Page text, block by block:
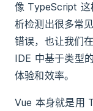
像 TypeScript 这
析检测出很多常
错误，也让我们
IDE 中基于类型
体验和效率。
Vue 本身就是用